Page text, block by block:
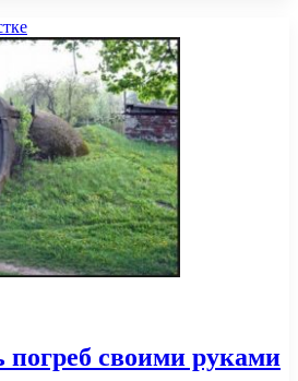
погреб своими руками